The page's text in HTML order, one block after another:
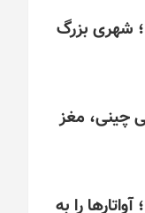
بازی/ Looney Tunes؛ شهری بزرگ
چینی، مغز
بازی/ Pastel Friends؛ آواتارها را به